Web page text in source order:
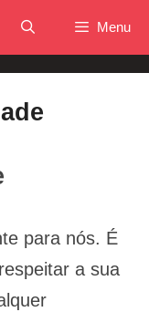
Menu
para nós. É
a sua